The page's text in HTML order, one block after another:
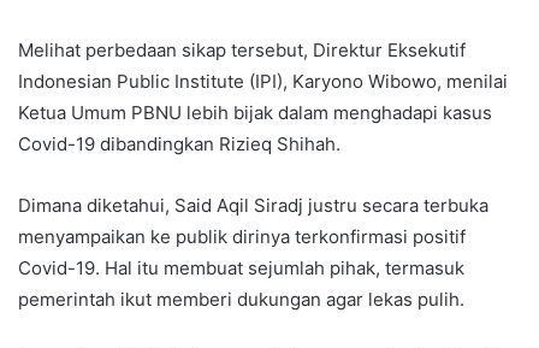
Melihat perbedaan sikap tersebut, Direktur Eksekutif
Indonesian Public Institute (IPI), Karyono Wibowo, menilai
Ketua Umum PBNU lebih bijak dalam menghadapi kasus
Covid-19 dibandingkan Rizieq Shihah.
Dimana diketahui, Said Aqil Siradj justru secara terbuka
menyampaikan ke publik dirinya terkonfirmasi positif
Covid-19. Hal itu membuat sejumlah pihak, termasuk
pemerintah ikut memberi dukungan agar lekas pulih.